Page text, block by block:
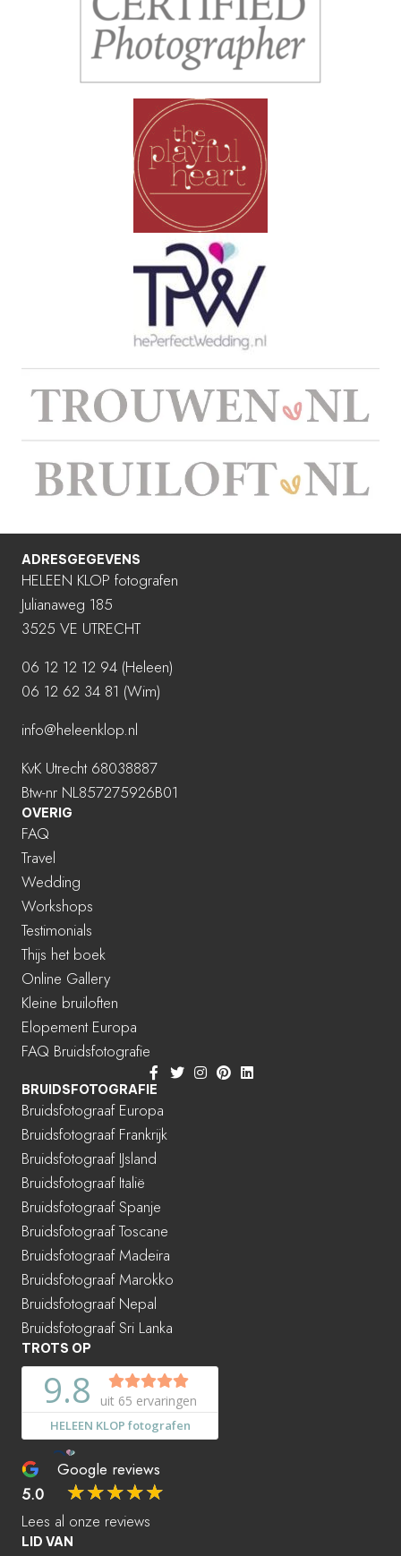
ADRESGEGEVENS
HELEEN KLOP fotografen
Julianaweg 185
3525 VE UTRECHT
06 12 12 12 94 (Heleen)
06 12 62 34 81 (Wim)
info@heleenklop.nl
KvK Utrecht 68038887
Btw-nr NL857275926B01
OVERIG
FAQ
Travel
Wedding
Workshops
Testimonials
Thijs het boek
Online Gallery
Kleine bruiloften
Elopement Europa
FAQ Bruidsfotografie
BRUIDSFOTOGRAFIE
Bruidsfotograaf Europa
Bruidsfotograaf Frankrijk
Bruidsfotograaf IJsland
Bruidsfotograaf Italië
Bruidsfotograaf Spanje
Bruidsfotograaf Toscane
Bruidsfotograaf Madeira
Bruidsfotograaf Marokko
Bruidsfotograaf Nepal
Bruidsfotograaf Sri Lanka
TROTS OP
Google reviews
5.0
☆☆☆☆☆
Lees al onze reviews
LID VAN